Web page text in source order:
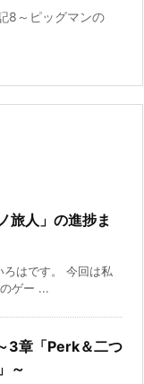
8～ピッグマンの
旅人」の進捗ま
はです。 今回は私
ゲー ...
3章「Perk＆二つ
～